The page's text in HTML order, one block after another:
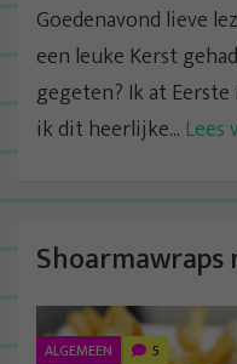
Goedenavond lieve
een leuke Kerst
gegeten? Ik at
ik dit heerlijke... Lees
ALGEMEEN 5